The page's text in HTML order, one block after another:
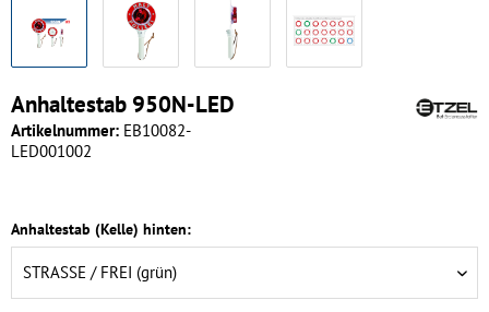
Anhaltestab 950N-LED
Artikelnummer: EB10082-
LED001002
Anhaltestab (Kelle) hinten: